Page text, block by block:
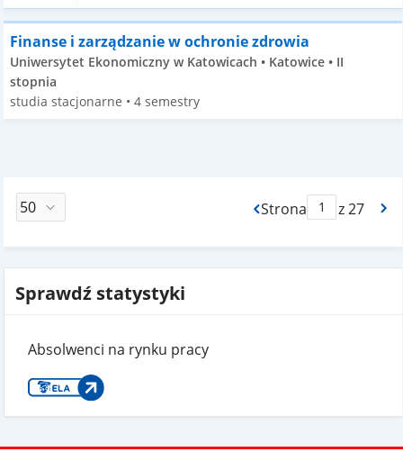
Finanse i zarządzanie w ochronie zdrowia
Uniwersytet Ekonomiczny w Katowicach • Katowice • II
stopnia
studia stacjonarne • 4 semestry
Strona
Max Stronaz 27
Sprawdź statystyki
Absolwenci na rynku pracy